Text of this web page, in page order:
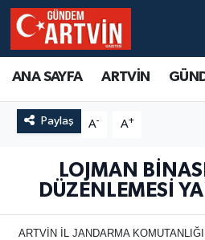
ANA SAYFA ARTVİN
Paylaş A- A+
LOJMAN
DÜZENLEMESİ
ARTVİN İL JANDARMA